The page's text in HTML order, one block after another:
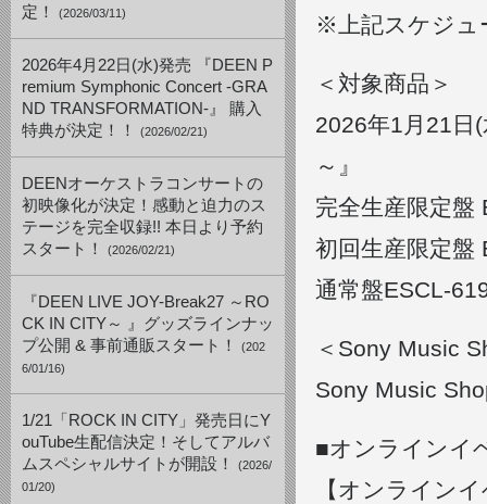
定！
(2026/03/11)
2026年4月22日(水)発売 『DEEN P
remium Symphonic Concert -GRA
ND TRANSFORMATION-』 購入
特典が決定！！
(2026/02/21)
DEENオーケストラコンサートの
初映像化が決定！感動と迫力のス
テージを完全収録!! 本日より予約
スタート！
(2026/02/21)
『DEEN LIVE JOY-Break27 ～RO
CK IN CITY～ 』グッズラインナッ
プ公開 & 事前通販スタート！
(202
6/01/16)
1/21「ROCK IN CITY」発売日にY
ouTube生配信決定！そしてアルバ
ムスペシャルサイトが開設！
(2026/
01/20)
※上記スケジュ
＜対象商品＞
2026年1月21日
～』
完全生産限定盤
初回生産限定盤
通常盤ESCL-
＜Sony Music
Sony Music
■オンラインイ
【オンライン